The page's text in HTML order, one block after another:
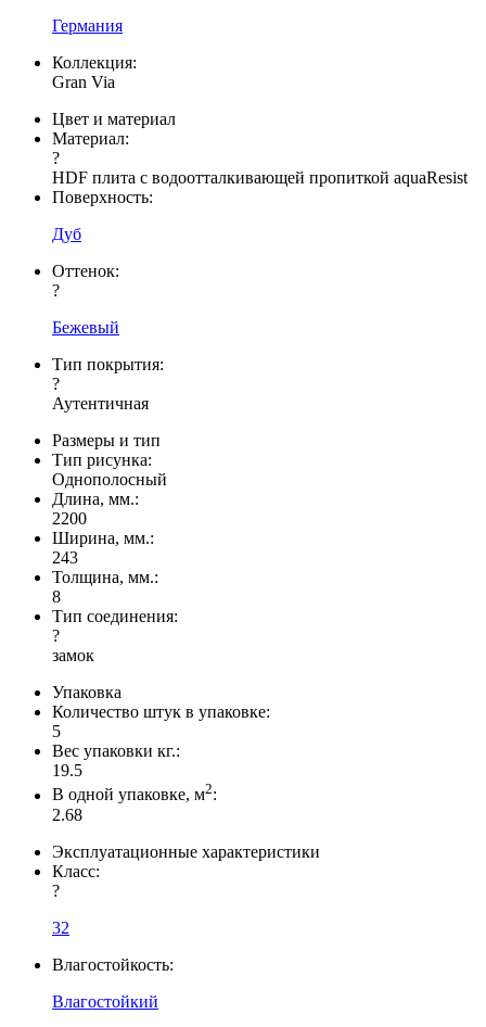
Германия
Коллекция:
Gran Via
Цвет и материал
Материал:
?
HDF плита с водоотталкивающей пропиткой aquaResist
Поверхность:
Дуб
Оттенок:
?
Бежевый
Тип покрытия:
?
Аутентичная
Размеры и тип
Тип рисунка:
Однополосный
Длина, мм.:
2200
Ширина, мм.:
243
Толщина, мм.:
8
Тип соединения:
?
замок
Упаковка
Количество штук в упаковке:
5
Вес упаковки кг.:
19.5
В одной упаковке, м2:
2.68
Эксплуатационные характеристики
Класс:
?
32
Влагостойкость:
Влагостойкий